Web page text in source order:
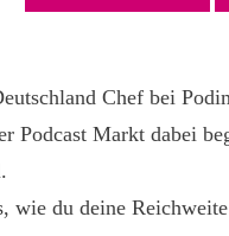
Chef bei
Podcast Markt dabei
du deine